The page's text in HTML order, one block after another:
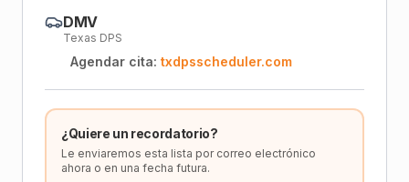
DMV
Texas DPS
Agendar cita: txdpsscheduler.com
¿Quiere un recordatorio?
Le enviaremos esta lista por correo electrónico
ahora o en una fecha futura.